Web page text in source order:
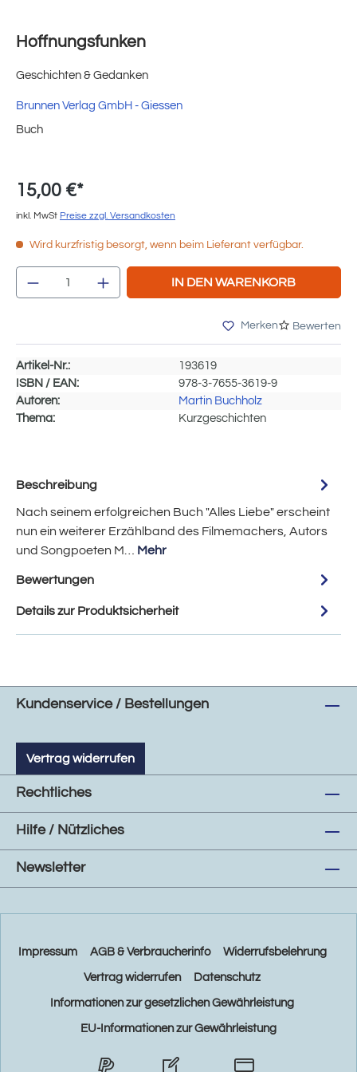
Hoffnungsfunken
Geschichten & Gedanken
Brunnen Verlag GmbH - Giessen
Buch
15,00 €*
inkl. MwSt Preise zzgl. Versandkosten
Wird kurzfristig besorgt, wenn beim Lieferant verfügbar.
Produkt Anzahl: Gib den gewünschten
IN DEN WARENKORB
Merken Bewerten
Artikel-Nr.:
193619
ISBN / EAN:
978-3-7655-3619-9
Autoren:
Martin Buchholz
Thema:
Kurzgeschichten
Beschreibung
Nach seinem erfolgreichen Buch "Alles Liebe" erscheint
nun ein weiterer Erzählband des Filmemachers, Autors
und Songpoeten M… Mehr
Bewertungen
Details zur Produktsicherheit
Kundenservice / Bestellungen
Vertrag widerrufen
Rechtliches
Hilfe / Nützliches
Newsletter
Impressum AGB & Verbraucherinfo Widerrufsbelehrung
Vertrag widerrufen Datenschutz
Informationen zur gesetzlichen Gewährleistung
EU-Informationen zur Gewährleistung